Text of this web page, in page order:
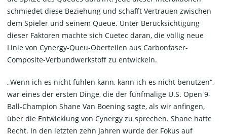
schmiedet diese Beziehung und schafft Vertrauen zwischen
dem Spieler und seinem Queue. Unter Berücksichtigung
dieser Faktoren machte sich Cuetec daran, die völlig neue
Linie von Cynergy-Queu-Oberteilen aus Carbonfaser-
Composite-Verbundwerkstoff zu entwickeln.
„Wenn ich es nicht fühlen kann, kann ich es nicht benutzen“,
war eines der ersten Dinge, die der fünfmalige U.S. Open 9-
Ball-Champion Shane Van Boening sagte, als wir anfingen,
über die Entwicklung von Cynergy zu sprechen. Shane hatte
Recht. In den letzten zehn Jahren wurde der Fokus auf